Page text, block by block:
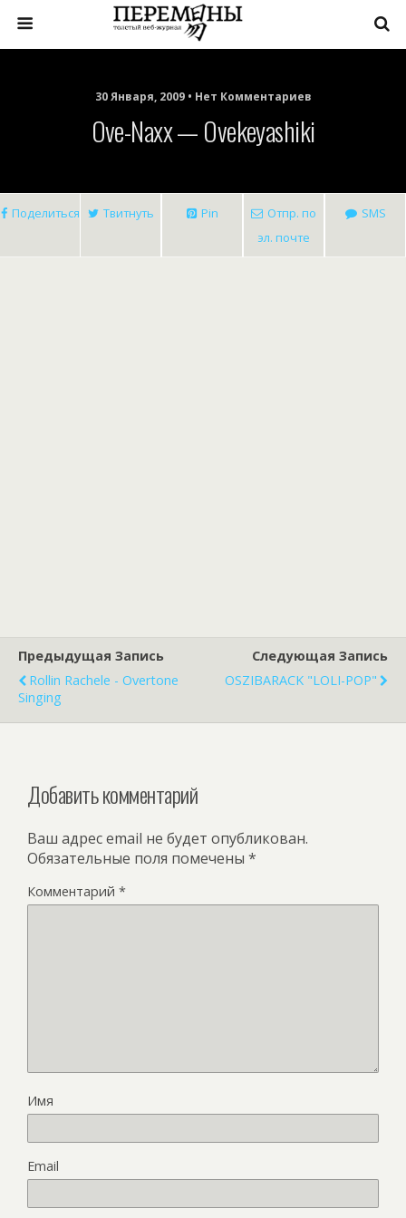
30 Января, 2009 • Нет Комментариев
Ove-Naxx — Ovekeyashiki
Поделиться Твитнуть Pin
Отпр. по
эл. почте
SMS
Предыдущая Запись
Rollin Rachele - Overtone
Singing
Следующая Запись
OSZIBARACK "LOLI-POP"
Добавить комментарий
Ваш адрес email не будет опубликован.
Обязательные поля помечены *
Комментарий *
Имя
Email